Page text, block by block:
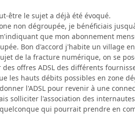
être le sujet a déjà été évoqué.
non dégroupée, je bénéficiais
que mon abonnement
Bon d'accord j'habite un village
de la fracture numérique, on se
offres ADSL des différents
les hauts débits possibles en zone
l'ADSL pour revenir à une
solliciter l'association des
qui pourrait prendre en